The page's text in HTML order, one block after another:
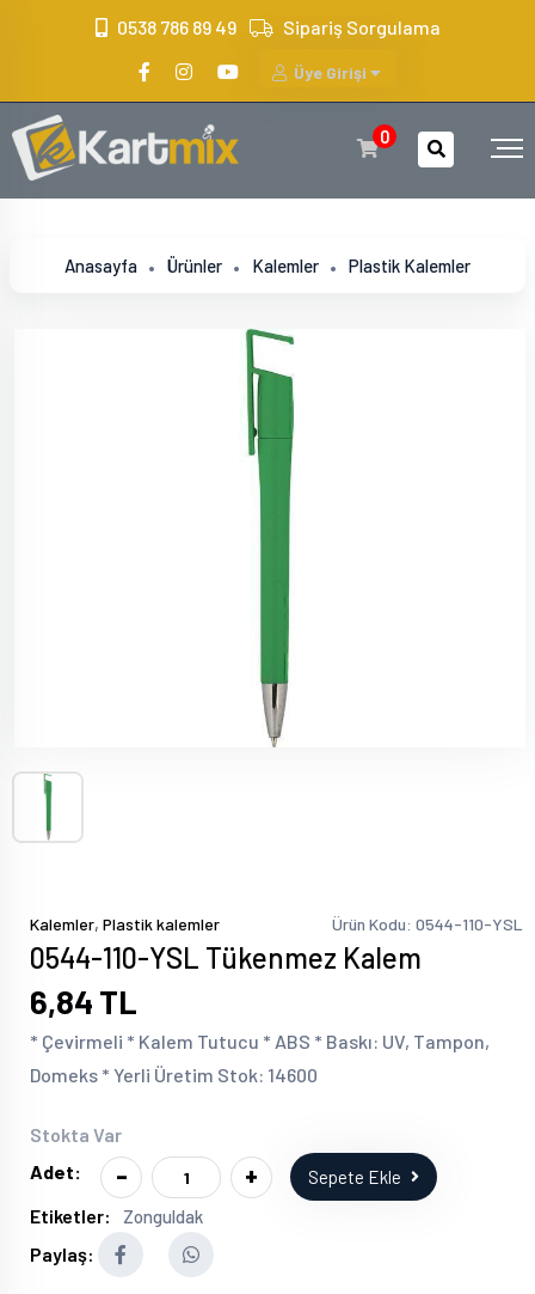
0538 786 89 49 Sipariş Sorgulama
Üye Girişi
0
Anasayfa Ürünler Kalemler Plastik Kalemler
Kalemler, Plastik kalemler Ürün Kodu: 0544-110-YSL
0544-110-YSL Tükenmez Kalem
6,84 TL
* Çevirmeli * Kalem Tutucu * ABS * Baskı: UV, Tampon,
Domeks * Yerli Üretim Stok: 14600
Stokta Var
Adet:
- + Sepete Ekle
Etiketler: Zonguldak
Paylaş: